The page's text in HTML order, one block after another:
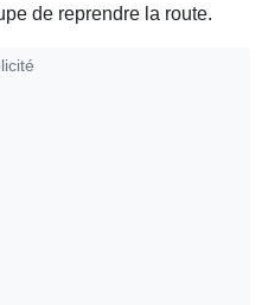
de reprendre la route.